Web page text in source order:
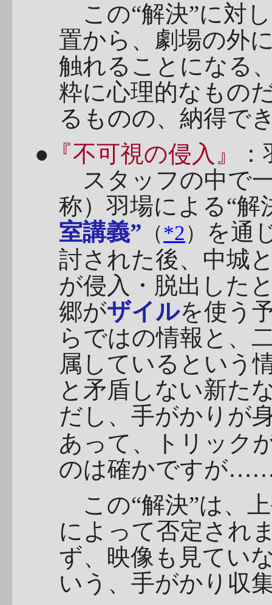
この“解決”に対
置から、劇場の外
触れることになる
粋に心理的なもの
るものの、納得で
● 『不可視の侵入』
スタッフの中で
称）羽場による“解
室講義” （*2） を通
討された後、中城
が侵入・脱出した
郷がザイルを使う
らではの情報と、
属しているという
と矛盾しない新た
だし、手がかりが
あって、トリック
のは確かですが
この“解決”は、
によって否定され
ず、映像も見てい
いう、手がかり収